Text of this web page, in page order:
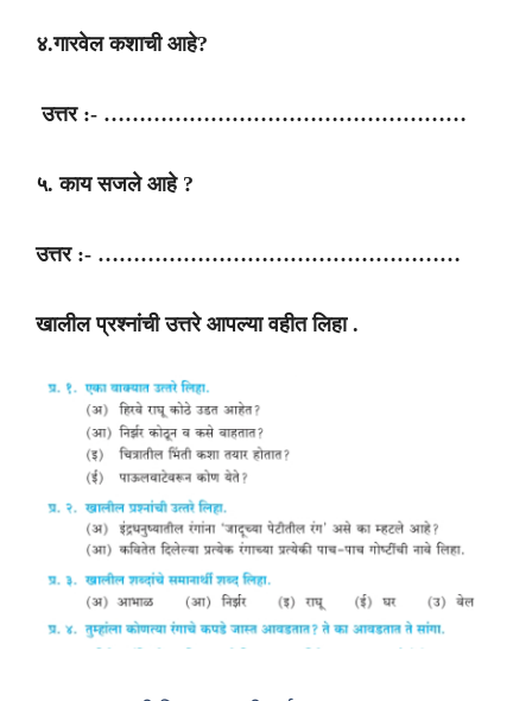
४.गारवेल कशाची आहे?
उत्तर :- ……………………………………………
५. काय सजले आहे ?
उत्तर :- ……………………………………………
खालील प्रश्नांची उत्तरे आपल्या वहीत लिहा .